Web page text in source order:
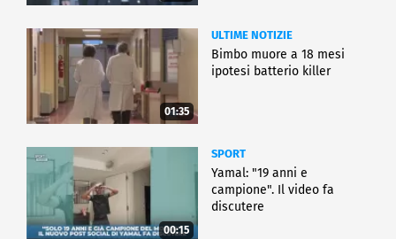
01:35
ULTIME NOTIZIE
Bimbo muore a 18 mesi
ipotesi batterio killer
00:15
SPORT
Yamal: "19 anni e
campione". Il video fa
discutere